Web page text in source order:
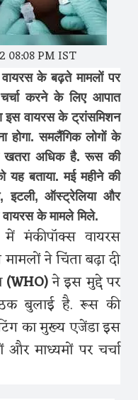
08:08 PM IST
के बढ़ते मामलों पर
करने के लिए आपात
इस वायरस के ट्रांसमिशन
होगा. समलैंगिक लोगों के
खतरा अधिक है. रूस की
बताया. मई महीने की
इटली, ऑस्ट्रेलिया और
के मामले मिले.
वायरस
ने चिंता बढ़ा दी
(WHO)ने इस मुद्दे पर
बुलाई है. रूस की
का मुख्य एजेंडा इस
माध्यमों पर चर्चा